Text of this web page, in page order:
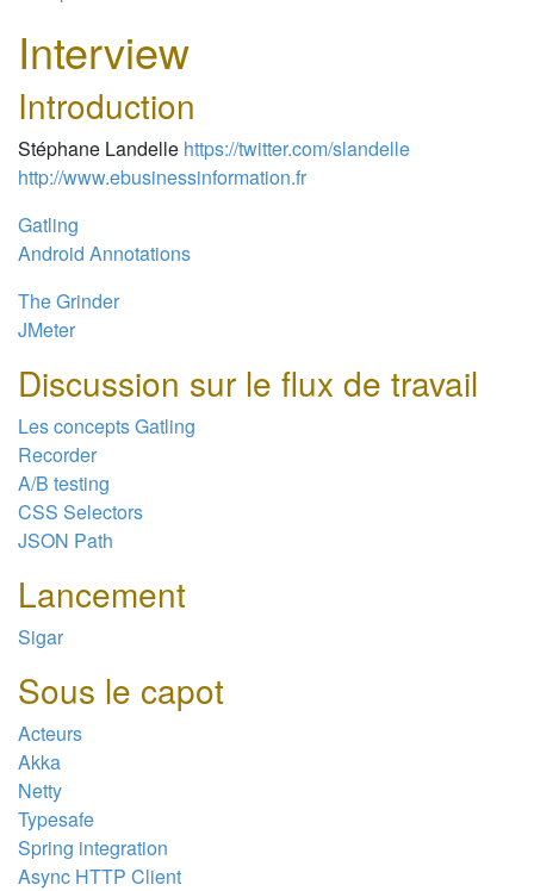
Interview
Introduction
Stéphane Landelle https://twitter.com/slandelle
http://www.ebusinessinformation.fr
Gatling
Android Annotations
The Grinder
JMeter
Discussion sur le flux de travail
Les concepts Gatling
Recorder
A/B testing
CSS Selectors
JSON Path
Lancement
Sigar
Sous le capot
Acteurs
Akka
Netty
Typesafe
Spring integration
Async HTTP Client